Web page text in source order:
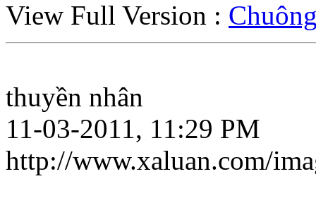
View Full Version :
thuyền nhân
11-03-2011, 11:29 PM
http://www.xaluan.com/